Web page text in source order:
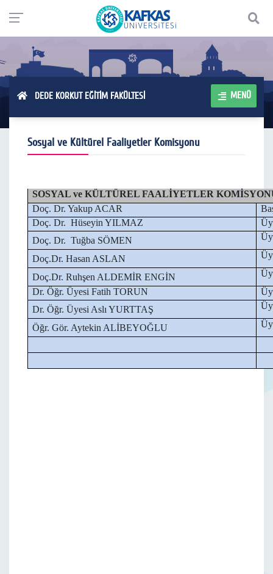
DEDE KORKUT EĞİTİM FAKÜLTESİ MENÜ
Sosyal ve Kültürel Faaliyetler Komisyonu
SOSYAL ve KÜLTÜREL FAALİYETLER
Doç. Dr. Yakup ACAR
Doç. Dr. Hüseyin YILMAZ
Doç. Dr. Tuğba SÖMEN
Doç.Dr. Hasan ASLAN
Doç.Dr. Ruhşen ALDEMİR ENGİN
Dr. Öğr. Üyesi Fatih TORUN
Dr. Öğr. Üyesi Aslı YURTTAŞ
Öğr. Gör. Aytekin ALİBEYOĞLU